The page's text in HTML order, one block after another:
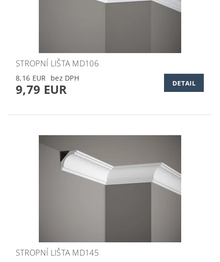
STROPNÍ LIŠTA MD106
8,16 EUR
9,79 EUR DETAIL
STROPNÍ LIŠTA MD145